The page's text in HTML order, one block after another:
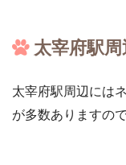
太宰府駅
太宰府駅周辺には
が多数ありますの